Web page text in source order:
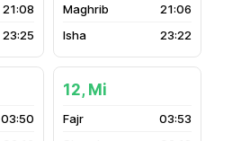
21:08
23:25
21:06
23:22
03:50
12, Mi
03:53